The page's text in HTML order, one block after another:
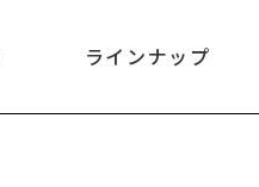
ラインナップ